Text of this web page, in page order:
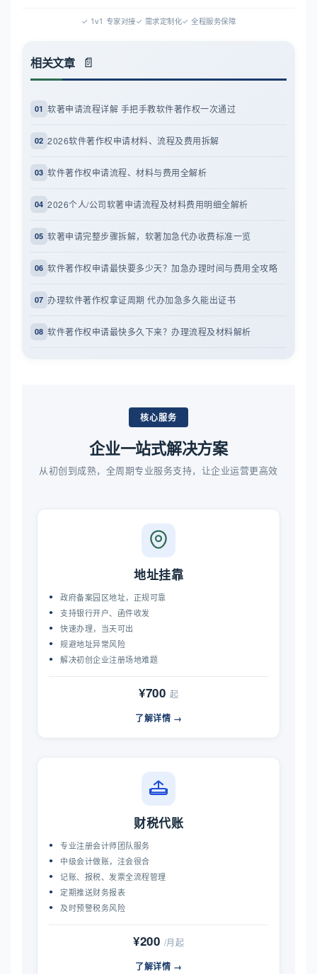
✓ 1v1 专家对接✓ 需求定制化✓ 全程服务保障
相关文章
01 软著申请流程详解 手把手教软件著作权一次通过
02 2026软件著作权申请材料、流程及费用拆解
03 软件著作权申请流程、材料与费用全解析
04 2026个人/公司软著申请流程及材料费用明细全解析
05 软著申请完整步骤拆解，软著加急代办收费标准一览
06 软件著作权申请最快要多少天？加急办理时间与费用全攻略
07 办理软件著作权拿证周期 代办加急多久能出证书
08 软件著作权申请最快多久下来？办理流程及材料解析
核心服务
企业一站式解决方案
从初创到成熟，全周期专业服务支持，让企业运营更高效
地址挂靠
政府备案园区地址，正规可靠
支持银行开户、函件收发
快速办理，当天可出
规避地址异常风险
解决初创企业注册场地难题
¥700 起
了解详情 →
财税代账
专业注册会计师团队服务
中级会计做账，注会很合
记账、报税、发票全流程管理
定期推送财务报表
及时预警税务风险
¥200 /月起
了解详情 →